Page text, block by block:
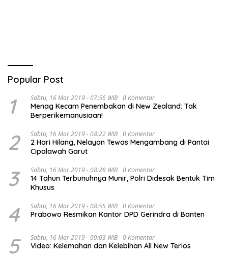
Popular Post
1 Sabtu, 16 Mar 2019 - 07:56 WIB 0 Komentar
Menag Kecam Penembakan di New Zealand: Tak
Berperikemanusiaan!
2 Sabtu, 16 Mar 2019 - 08:22 WIB 0 Komentar
2 Hari Hilang, Nelayan Tewas Mengambang di Pantai
Cipalawah Garut
3 Sabtu, 16 Mar 2019 - 08:28 WIB 0 Komentar
14 Tahun Terbunuhnya Munir, Polri Didesak Bentuk Tim
Khusus
4 Sabtu, 16 Mar 2019 - 08:55 WIB 0 Komentar
Prabowo Resmikan Kantor DPD Gerindra di Banten
5 Sabtu, 16 Mar 2019 - 09:03 WIB 0 Komentar
Video: Kelemahan dan Kelebihan All New Terios